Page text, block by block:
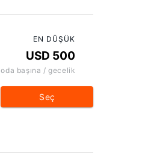
EN DÜŞÜK
USD 500
oda başına / gecelik
Seç